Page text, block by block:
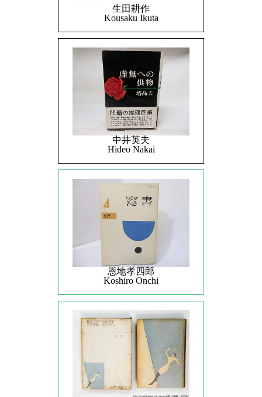
生田耕作
Kousaku Ikuta
中井英夫
Hideo Nakai
恩地孝四郎
Koshiro Onchi